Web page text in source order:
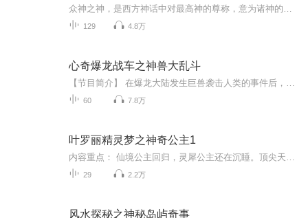
129 4.8万
心奇爆龙战车之神兽大乱斗
60 7.8万
叶罗丽精灵梦之神奇公主1
29 2.2万
风水探秘之神秘岛屿奇事